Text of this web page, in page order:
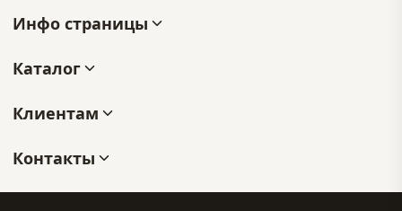
Инфо страницы
Каталог
Клиентам
Контакты